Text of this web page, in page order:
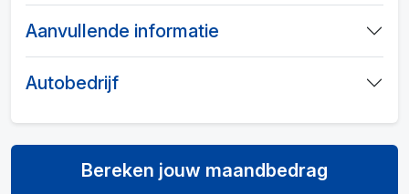
Aanvullende informatie
Autobedrijf
Bereken jouw maandbedrag